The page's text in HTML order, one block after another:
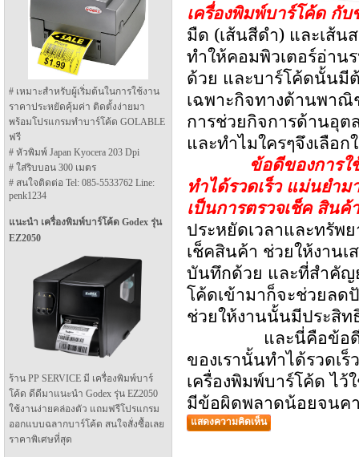
# เหมาะสำหรับผู้เริ่มต้นในการใช้งาน
ราคาประหยัดคุ้มค่า ติดตั้งง่ายมา
พร้อมโปรแกรมทำบาร์โค้ด GOLABLE
ฟรี
# หัวพิมพ์ Japan Kyocera 203 Dpi
# ใส่ริบบอน 300 เมตร
# สนใจติดต่อ Tel: 085-5533762 Line:
penk1234
แนะนำ เครื่องพิมพ์บาร์โค้ด Godex รุ่น
EZ2050
ร้าน PP SERVICE มี เครื่องพิมพ์บาร์
โค้ด ดีดีมาแนะนำ Godex รุ่น EZ2050
ใช้งานง่ายคล่องตัว แถมฟรีโปรแกรม
ออกแบบฉลากบาร์โค้ด สนใจสั่งซื้อเลย
ราคาพิเศษที่สุด
เครื่องพิมพ์บาร์โค้ด กั
มืด (เส้นสีดำ) และเส้น
ทำให้คอมพิวเตอร์อ่าน
ด้วย และบาร์โค้ดนั้นมี
เฉพาะกิจทางด้านพา
การช่วยกิจการด้านอุ
และทำไมใครๆจึงเลือ
ข้อดีของการใ
ทำได้รวดเร็ว แม่นยำ
เป็นการตรวจเช็ค สินค้า
ประหยัดเวลาและทรัพ
เช็คสินค้า ช่วยให้งานเ
บันทึกด้วย และที่สำคัญ
โค้ดเข้ามาก็จะช่วยลด
ช่วยให้งานนั้นมีประสิ
และนี่คือข้อ
ของเรานั้นทำได้รวดเ
เครื่องพิมพ์บาร์โค้ด ไว้
มีข้อผิดพลาดน้อยจนค
แสดงความคิดเห็น